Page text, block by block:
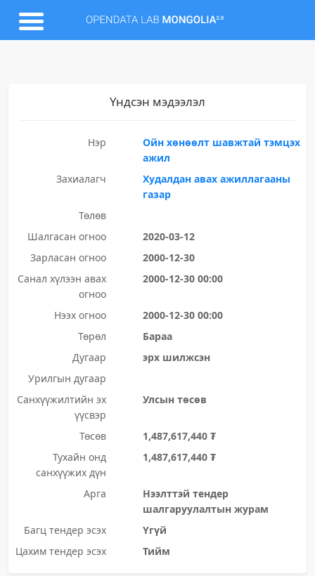
Үндсэн мэдээлэл
Нэр
Ойн хөнөөлт шавжтай тэмцэх
ажил
Захиалагч
Худалдан авах ажиллагааны
газар
Төлөв
Шалгасан огноо
2020-03-12
Зарласан огноо
2000-12-30
Санал хүлээн авах
огноо
2000-12-30 00:00
Нээх огноо
2000-12-30 00:00
Төрөл
Бараа
Дугаар
эрх шилжсэн
Урилгын дугаар
Санхүүжилтийн эх
үүсвэр
Улсын төсөв
Төсөв
1,487,617,440 ₮
Тухайн онд
санхүүжих дүн
1,487,617,440 ₮
Арга
Нээлттэй тендер
шалгаруулалтын журам
Багц тендер эсэх
Үгүй
Цахим тендер эсэх
Тийм